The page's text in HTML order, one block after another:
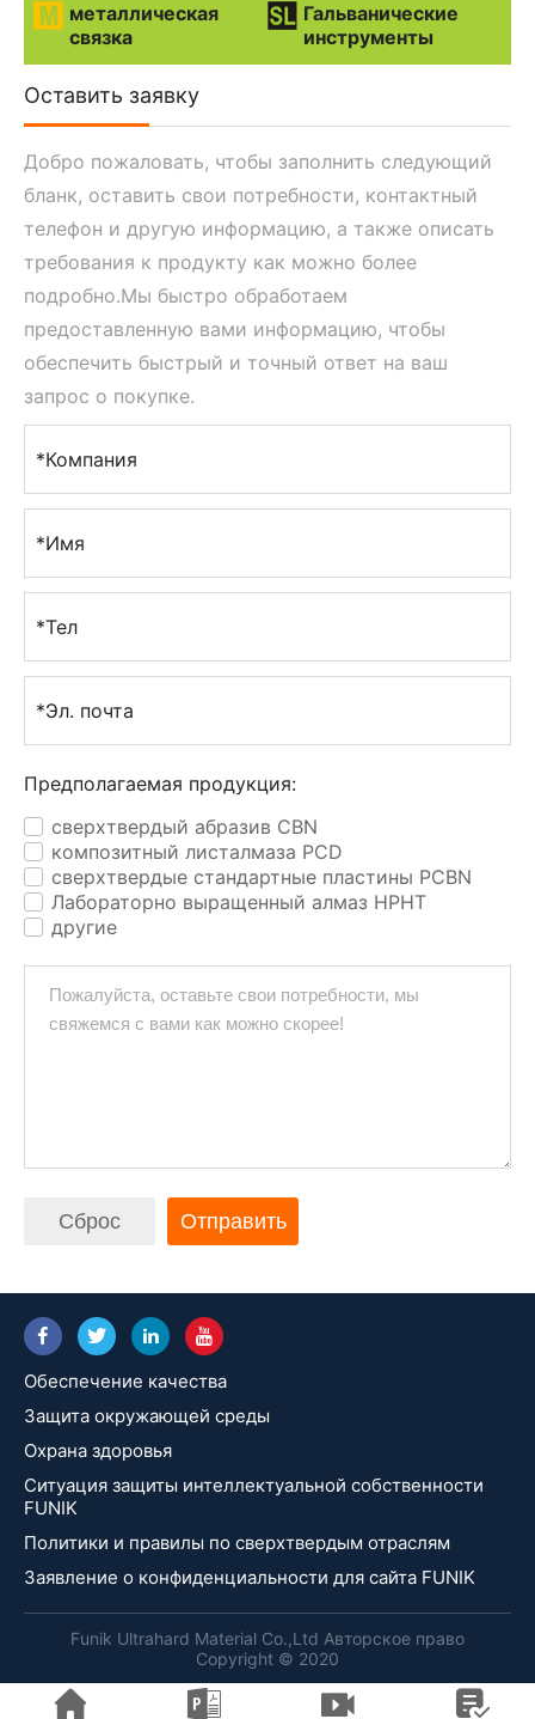
металлическая
связка
Гальванические
инструменты
Оставить заявку
Добро пожаловать, чтобы заполнить следующий
бланк, оставить свои потребности, контактный
телефон и другую информацию, а также описать
требования к продукту как можно более
подробно.Мы быстро обработаем
предоставленную вами информацию, чтобы
обеспечить быстрый и точный ответ на ваш
запрос о покупке.
*Компания
*Имя
*Тел
*Эл. почта
Предполагаемая продукция:
сверхтвердый абразив CBN
композитный листалмаза PCD
сверхтвердые стандартные пластины РCBN
Лабораторно выращенный алмаз HPHT
другие
Сброс Отправить
Обеспечение качества
Защита окружающей среды
Охрана здоровья
Ситуация защиты интеллектуальной собственности
FUNIK
Политики и правилы по сверхтвердым отраслям
Заявление о конфиденциальности для сайта FUNIK
Funik Ultrahard Material Co.,Ltd Авторское право
Copyright © 2020